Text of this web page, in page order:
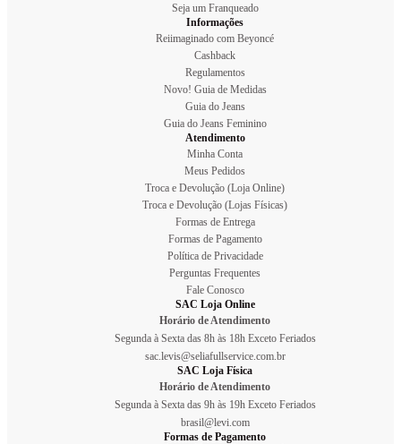
Seja um Franqueado
Informações
Reiimaginado com Beyoncé
Cashback
Regulamentos
Novo! Guia de Medidas
Guia do Jeans
Guia do Jeans Feminino
Atendimento
Minha Conta
Meus Pedidos
Troca e Devolução (Loja Online)
Troca e Devolução (Lojas Físicas)
Formas de Entrega
Formas de Pagamento
Política de Privacidade
Perguntas Frequentes
Fale Conosco
SAC Loja Online
Horário de Atendimento
Segunda à Sexta das 8h às 18h Exceto Feriados
sac.levis@seliafullservice.com.br
SAC Loja Física
Horário de Atendimento
Segunda à Sexta das 9h às 19h Exceto Feriados
brasil@levi.com
Formas de Pagamento